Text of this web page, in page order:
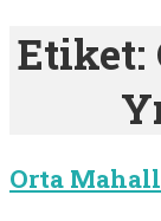
Etiket:
Orta